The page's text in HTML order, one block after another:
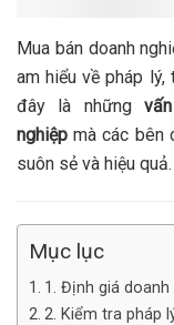
Mua bán doanh
am hiểu về pháp
đây là những
nghiệp mà các bên
suôn sẻ và hiệu quả.
Mục lục
1. Định giá doanh
2. Kiểm tra pháp